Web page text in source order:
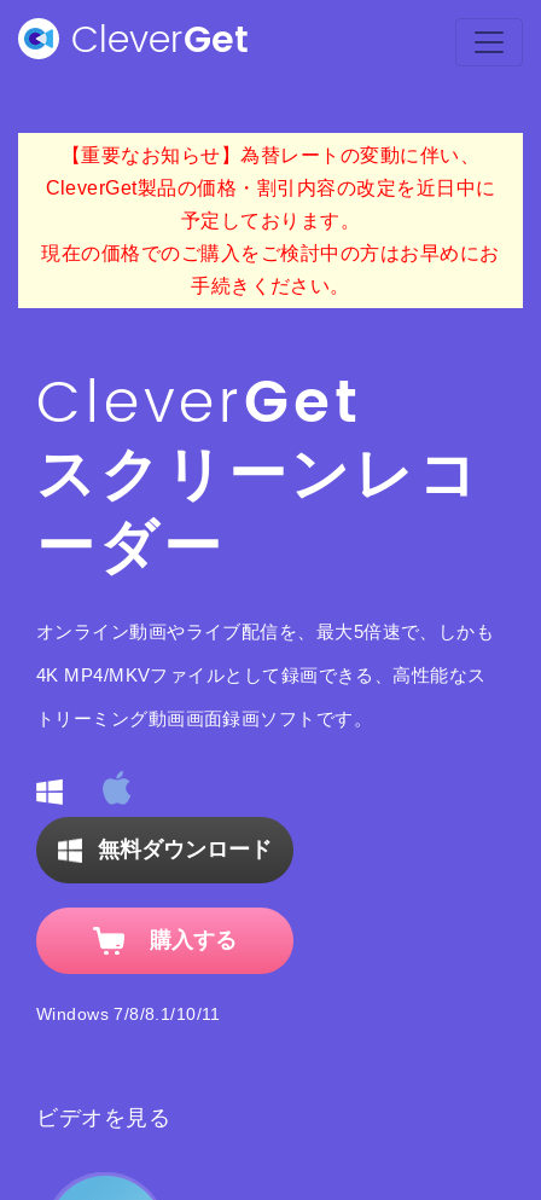
CleverGet
【重要なお知らせ】為替レートの変動に伴い、
CleverGet製品の価格・割引内容の改定を近日中に
予定しております。
現在の価格でのご購入をご検討中の方はお早めにお
手続きください。
CleverGet
スクリーンレコ
ーダー
オンライン動画やライブ配信を、最大5倍速で、しかも
4K MP4/MKVファイルとして録画できる、高性能なス
トリーミング動画画面録画ソフトです。
無料ダウンロード
購入する
Windows 7/8/8.1/10/11
ビデオを見る